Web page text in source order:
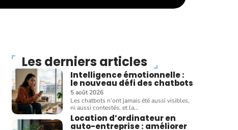
Les derniers articles
Intelligence émotionnelle :
le nouveau défi des chatbots
5 août 2026
Les chatbots n’ont jamais été aussi visibles,
ni aussi contestés, et la…
Location d’ordinateur en
auto-entreprise : améliorer